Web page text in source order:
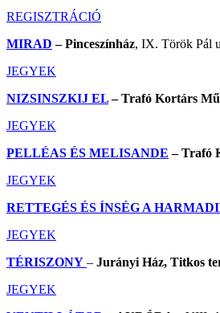
REGISZTRÁCIÓ
MIRAD – Pinceszínház, IX. Török Pál
JEGYEK
NIZSINSZKIJ EL– Trafó Kortárs
JEGYEK
PELLÉAS ÉS MELISANDE – Trafó
JEGYEK
RETTEGÉS ÉS ÍNSÉG A
JEGYEK
TÉRISZONY – Jurányi Ház, Titkos
JEGYEK